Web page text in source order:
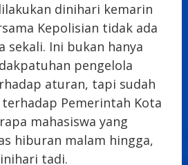
dinihari kemarin
Kepolisian tidak ada
sekali. Ini bukan hanya
pengelola
aturan, tapi sudah
Pemerintah Kota
mahasiswa yang
hiburan malam hingga,
tadi.